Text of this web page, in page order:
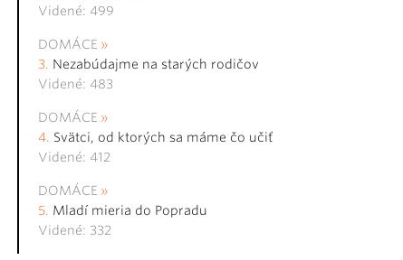
Videné: 499
DOMÁCE
Nezabúdajme na starých rodičov
Videné: 483
DOMÁCE
Svätci, od ktorých sa máme čo učiť
Videné: 412
DOMÁCE
Mladí mieria do Popradu
Videné: 332